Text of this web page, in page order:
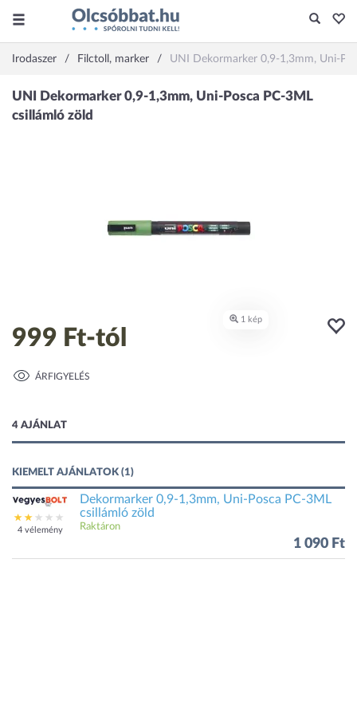
Irodaszer Filctoll, marker UNI Dekormarker 0,9-1,3mm, Uni-
999 Ft-tól
ÁRFIGYELÉS
4 AJÁNLAT
KIEMELT AJÁNLATOK (1)
4 vélemény
Dekormarker 0,9-1,3mm, Uni-Posca PC-3ML
csillámló zöld
Raktáron
1 090 Ft